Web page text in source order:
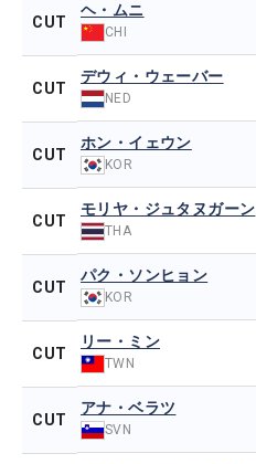
CUT
ヘ・ムニ
CHI
CUT
デウィ・ウェーバー
NED
CUT
ホン・イェウン
KOR
CUT
モリヤ・ジュタヌガーン
THA
CUT
パク・ソンヒョン
KOR
CUT
リー・ミン
TWN
CUT
アナ・ベラツ
SVN